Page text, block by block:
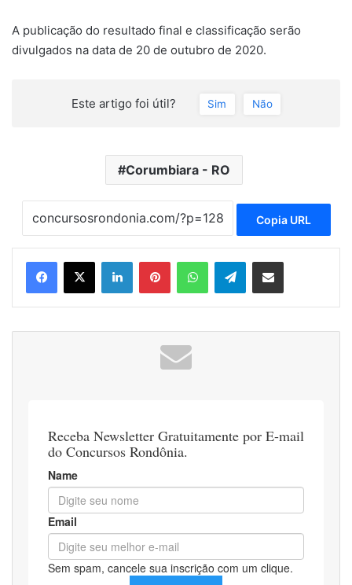
A publicação do resultado final e classificação serão
divulgados na data de 20 de outubro de 2020.
Este artigo foi útil? Sim Não
Corumbiara - RO
Copia URL
LinkedinPinterestWhatsAppTelegramCompartilhar via e-mail